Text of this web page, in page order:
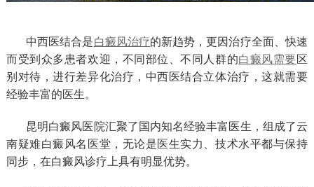
中西医结合是白癜风治疗的新趋势，更因治疗全面、快速
而受到众多患者欢迎，不同部位、不同人群的白癜风需要区
别对待，进行差异化治疗，中西医结合立体治疗，这就需要
经验丰富的医生。
昆明白癜风医院汇聚了国内知名经验丰富医生，组成了云
南疑难白癜风名医堂，无论是医生实力、技术水平都与保持
同步，在白癜风诊疗上具有明显优势。